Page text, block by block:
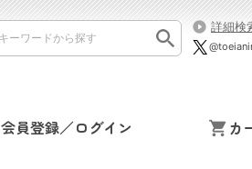
詳細検
会員登録／ログイン カ